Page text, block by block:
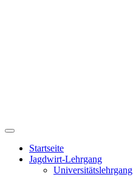
Startseite
Jagdwirt-Lehrgang
Universitätslehrgang